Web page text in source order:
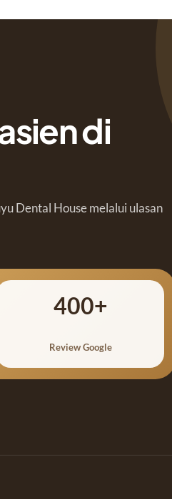
di
Dental House melalui ulasan
400+
Review Google